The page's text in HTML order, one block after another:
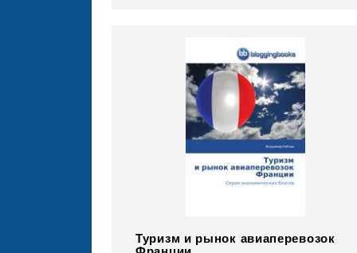
Туризм и рынок авиаперевозок